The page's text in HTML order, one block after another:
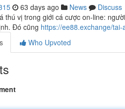
63 days ago News
Discuss
thú vị trong giới cá cược on-line:
Đó cũng https://ee88.exchange/
Who Upvoted